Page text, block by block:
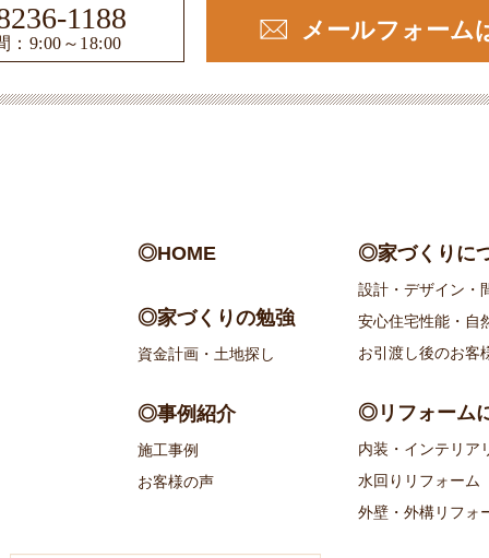
1188
：9:00～18:00 メールフォーム
◎HOME
◎家づくりの勉強
資金計画・土地探し
◎事例紹介
施工事例
お客様の声
◎家づくりに
設計・デザイン・
安心住宅性能・自
お引渡し後のお客
◎リフォーム
内装・インテリア
水回りリフォーム
外壁・外構リフォ